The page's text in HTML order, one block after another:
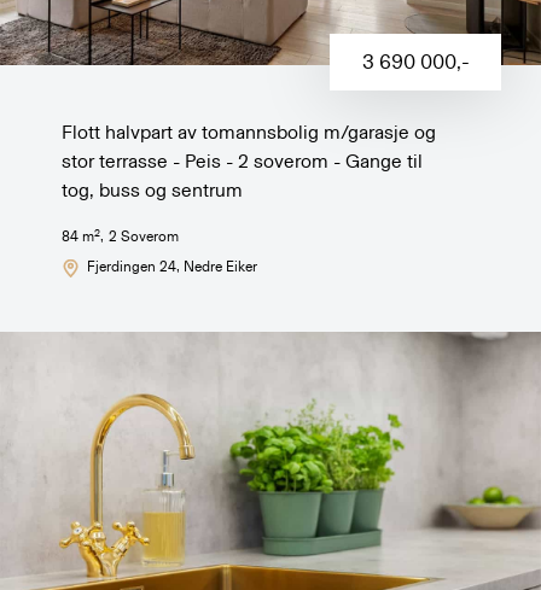
3 690 000,-
Flott halvpart av tomannsbolig m/garasje og
stor terrasse - Peis - 2 soverom - Gange til
tog, buss og sentrum
84 m2, 2 Soverom
Fjerdingen 24, Nedre Eiker